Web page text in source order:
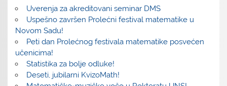
Uverenja za akreditovani seminar DMS
Uspešno završen Prolećni festival matematike u
Novom Sadu!
Peti dan Prolećnog festivala matematike posvećen
učenicima!
Statistika za bolje odluke!
Deseti, jubilarni KvizoMath!